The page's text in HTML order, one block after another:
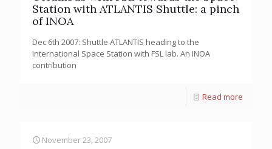
Station with ATLANTIS Shuttle: a pinch
of INOA
Dec 6th 2007: Shuttle ATLANTIS heading to the
International Space Station with FSL lab. An INOA
contribution
Read more
November 23, 2007